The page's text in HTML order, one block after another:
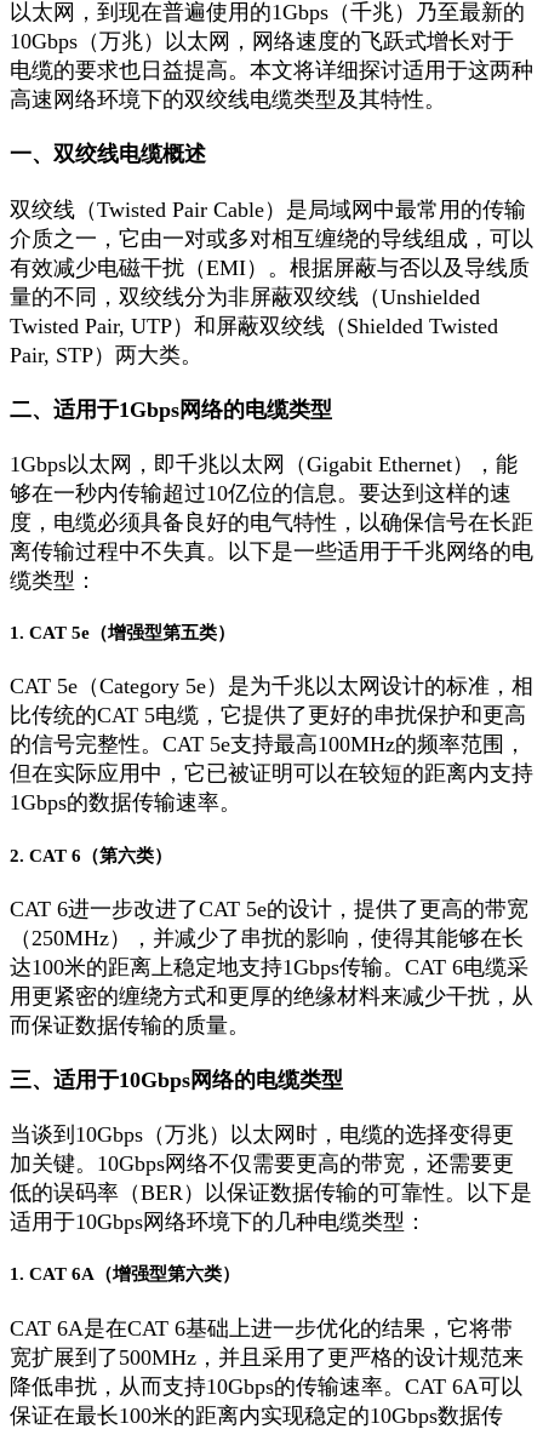
以太网，到现在普遍使用的1Gbps（千兆）乃至最新的
10Gbps（万兆）以太网，网络速度的飞跃式增长对于
电缆的要求也日益提高。本文将详细探讨适用于这两种
高速网络环境下的双绞线电缆类型及其特性。
一、双绞线电缆概述
双绞线（Twisted Pair Cable）是局域网中最常用的传输
介质之一，它由一对或多对相互缠绕的导线组成，可以
有效减少电磁干扰（EMI）。根据屏蔽与否以及导线质
量的不同，双绞线分为非屏蔽双绞线（Unshielded
Twisted Pair, UTP）和屏蔽双绞线（Shielded Twisted
Pair, STP）两大类。
二、适用于1Gbps网络的电缆类型
1Gbps以太网，即千兆以太网（Gigabit Ethernet），能
够在一秒内传输超过10亿位的信息。要达到这样的速
度，电缆必须具备良好的电气特性，以确保信号在长距
离传输过程中不失真。以下是一些适用于千兆网络的电
缆类型：
1. CAT 5e（增强型第五类）
CAT 5e（Category 5e）是为千兆以太网设计的标准，相
比传统的CAT 5电缆，它提供了更好的串扰保护和更高
的信号完整性。CAT 5e支持最高100MHz的频率范围，
但在实际应用中，它已被证明可以在较短的距离内支持
1Gbps的数据传输速率。
2. CAT 6（第六类）
CAT 6进一步改进了CAT 5e的设计，提供了更高的带宽
（250MHz），并减少了串扰的影响，使得其能够在长
达100米的距离上稳定地支持1Gbps传输。CAT 6电缆采
用更紧密的缠绕方式和更厚的绝缘材料来减少干扰，从
而保证数据传输的质量。
三、适用于10Gbps网络的电缆类型
当谈到10Gbps（万兆）以太网时，电缆的选择变得更
加关键。10Gbps网络不仅需要更高的带宽，还需要更
低的误码率（BER）以保证数据传输的可靠性。以下是
适用于10Gbps网络环境下的几种电缆类型：
1. CAT 6A（增强型第六类）
CAT 6A是在CAT 6基础上进一步优化的结果，它将带
宽扩展到了500MHz，并且采用了更严格的设计规范来
降低串扰，从而支持10Gbps的传输速率。CAT 6A可以
保证在最长100米的距离内实现稳定的10Gbps数据传